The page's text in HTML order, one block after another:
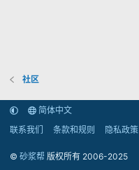
社区
简体中文
联系我们
条款和规则 隐私政策
© 砂浆帮 版权所有 2006-2025